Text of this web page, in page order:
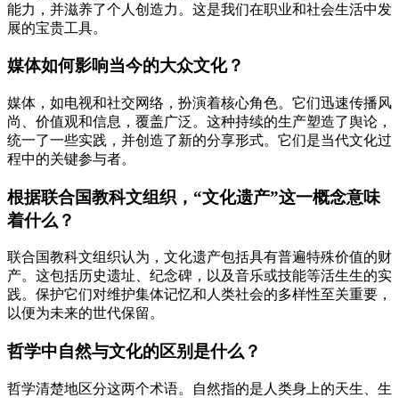
能力，并滋养了个人创造力。这是我们在职业和社会生活中发
展的宝贵工具。
媒体如何影响当今的大众文化？
媒体，如电视和社交网络，扮演着核心角色。它们迅速传播风
尚、价值观和信息，覆盖广泛。这种持续的生产塑造了舆论，
统一了一些实践，并创造了新的分享形式。它们是当代文化过
程中的关键参与者。
根据联合国教科文组织，“文化遗产”这一概念意味
着什么？
联合国教科文组织认为，文化遗产包括具有普遍特殊价值的财
产。这包括历史遗址、纪念碑，以及音乐或技能等活生生的实
践。保护它们对维护集体记忆和人类社会的多样性至关重要，
以便为未来的世代保留。
哲学中自然与文化的区别是什么？
哲学清楚地区分这两个术语。自然指的是人类身上的天生、生